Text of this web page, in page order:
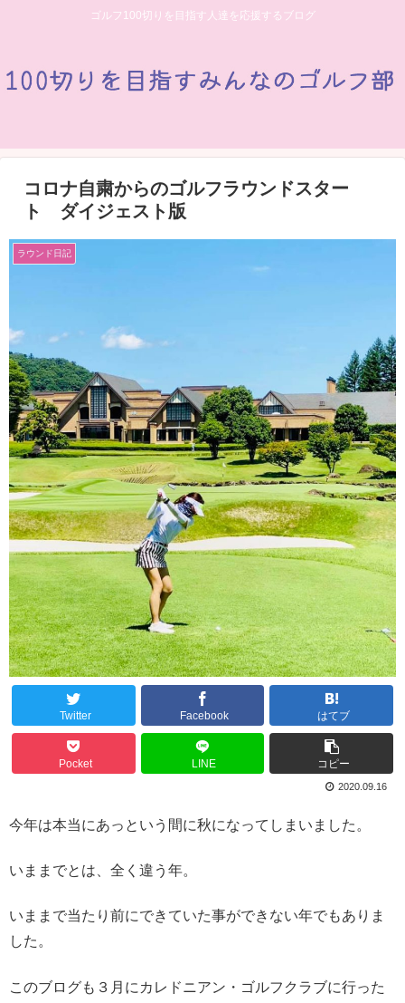
ゴルフ100切りを目指す人達を応援するブログ
コロナ自粛からのゴルフラウンドスター
ト ダイジェスト版
ラウンド日記
Twitter Facebook はてブ
Pocket LINE コピー
2020.09.16
今年は本当にあっという間に秋になってしまいました。
いままでとは、全く違う年。
いままで当たり前にできていた事ができない年でもありま
した。
このブログも３月にカレドニアン・ゴルフクラブに行った